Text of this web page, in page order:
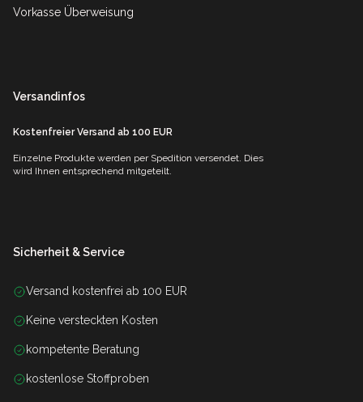
Vorkasse Überweisung
Versandinfos
Kostenfreier Versand ab 100 EUR
Einzelne Produkte werden per Spedition versendet. Dies
wird Ihnen entsprechend mitgeteilt.
Sicherheit & Service
Versand kostenfrei ab 100 EUR
Keine versteckten Kosten
kompetente Beratung
kostenlose Stoffproben